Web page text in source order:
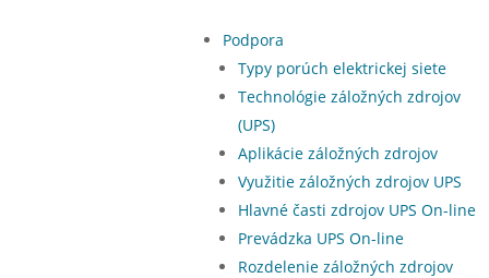
Podpora
Typy porúch elektrickej siete
Technológie záložných zdrojov
(UPS)
Aplikácie záložných zdrojov
Využitie záložných zdrojov UPS
Hlavné časti zdrojov UPS On-line
Prevádzka UPS On-line
Rozdelenie záložných zdrojov